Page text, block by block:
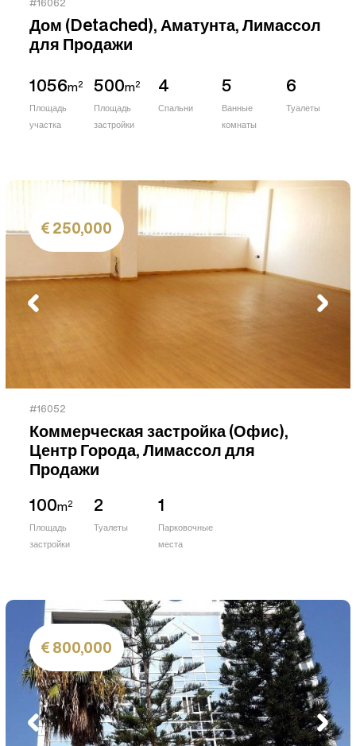
#16062
Дом (Detached), Аматунта, Лимассол
для Продажи
1056m2
Площадь
участка
500m2
Площадь
застройки
4
Спальни
5
Ванные
комнаты
6
Туалеты
250,000
#16052
Коммерческая застройка (Офис),
Центр Города, Лимассол для
Продажи
100m2
Площадь
застройки
2
Туалеты
1
Парковочные
места
800,000